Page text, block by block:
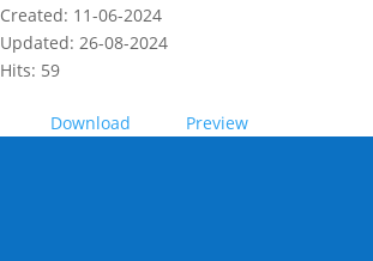
Created: 11-06-2024
Updated: 26-08-2024
Hits: 59
Download Preview